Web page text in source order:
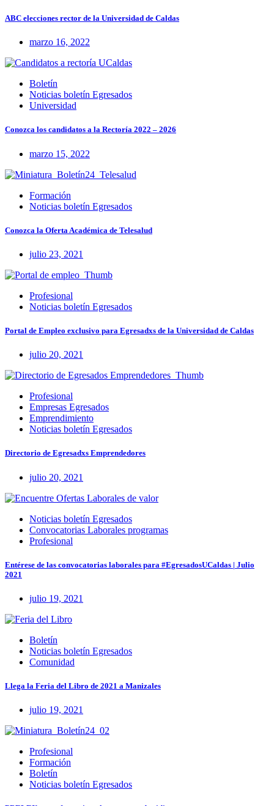
ABC elecciones rector de la Universidad de Caldas
marzo 16, 2022
Boletín
Noticias boletín Egresados
Universidad
Conozca los candidatos a la Rectoría 2022 – 2026
marzo 15, 2022
Formación
Noticias boletín Egresados
Conozca la Oferta Académica de Telesalud
julio 23, 2021
Profesional
Noticias boletín Egresados
Portal de Empleo exclusivo para Egresadxs de la Universidad de Caldas
julio 20, 2021
Profesional
Empresas Egresados
Emprendimiento
Noticias boletín Egresados
Directorio de Egresadxs Emprendedores
julio 20, 2021
Noticias boletín Egresados
Convocatorias Laborales programas
Profesional
Entérese de las convocatorias laborales para #EgresadosUCaldas | Julio
2021
julio 19, 2021
Boletín
Noticias boletín Egresados
Comunidad
Llega la Feria del Libro de 2021 a Manizales
julio 19, 2021
Profesional
Formación
Boletín
Noticias boletín Egresados